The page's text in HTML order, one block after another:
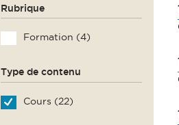
Rubrique
Formation (4)
Type de contenu
Cours (22)